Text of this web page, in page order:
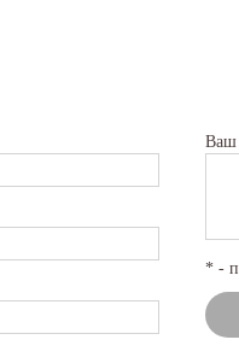
Ваш
* -